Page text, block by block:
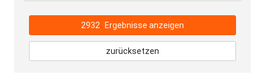
2932 Ergebnisse anzeigen
zurücksetzen